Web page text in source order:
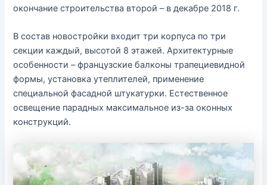
окончание строительства второй – в декабре 2018 г.
В состав новостройки входит три корпуса по три
секции каждый, высотой 8 этажей. Архитектурные
особенности – французские балконы трапециевидной
формы, установка утеплителей, применение
специальной фасадной штукатурки. Естественное
освещение парадных максимальное из-за оконных
конструкций.